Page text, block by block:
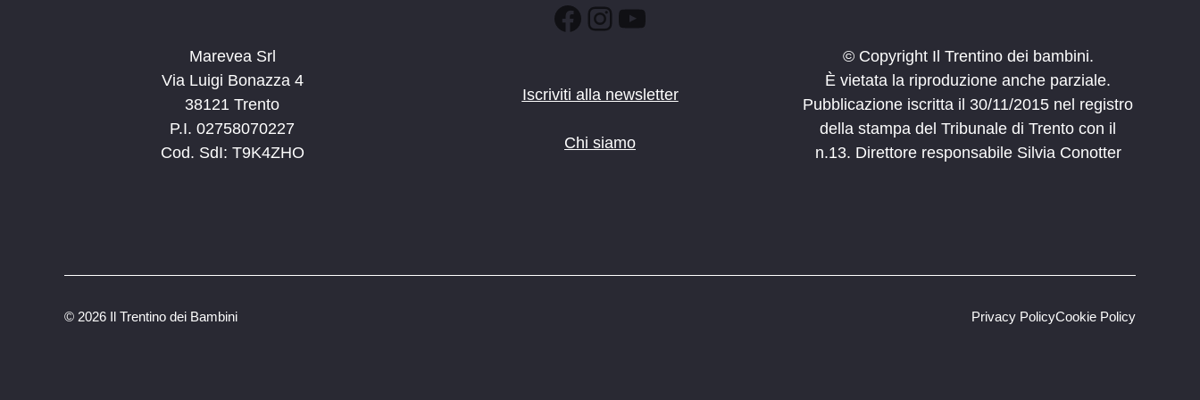
Marevea Srl
Via Luigi Bonazza 4
38121 Trento
P.I. 02758070227
Cod. SdI: T9K4ZHO
Facebook
Instagram
YouTube
Iscriviti alla newsletter
Chi siamo
© Copyright Il Trentino dei bambini.
È vietata la riproduzione anche parziale.
Pubblicazione iscritta il 30/11/2015 nel registro
della stampa del Tribunale di Trento con il
n.13. Direttore responsabile Silvia Conotter
© 2026 Il Trentino dei Bambini Privacy PolicyCookie Policy